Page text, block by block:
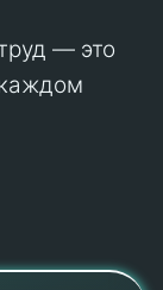
— это